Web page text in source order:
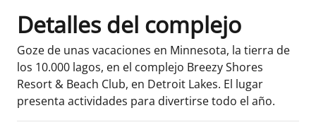
Detalles del complejo
Goze de unas vacaciones en Minnesota, la tierra de
los 10.000 lagos, en el complejo Breezy Shores
Resort & Beach Club, en Detroit Lakes. El lugar
presenta actividades para divertirse todo el año.